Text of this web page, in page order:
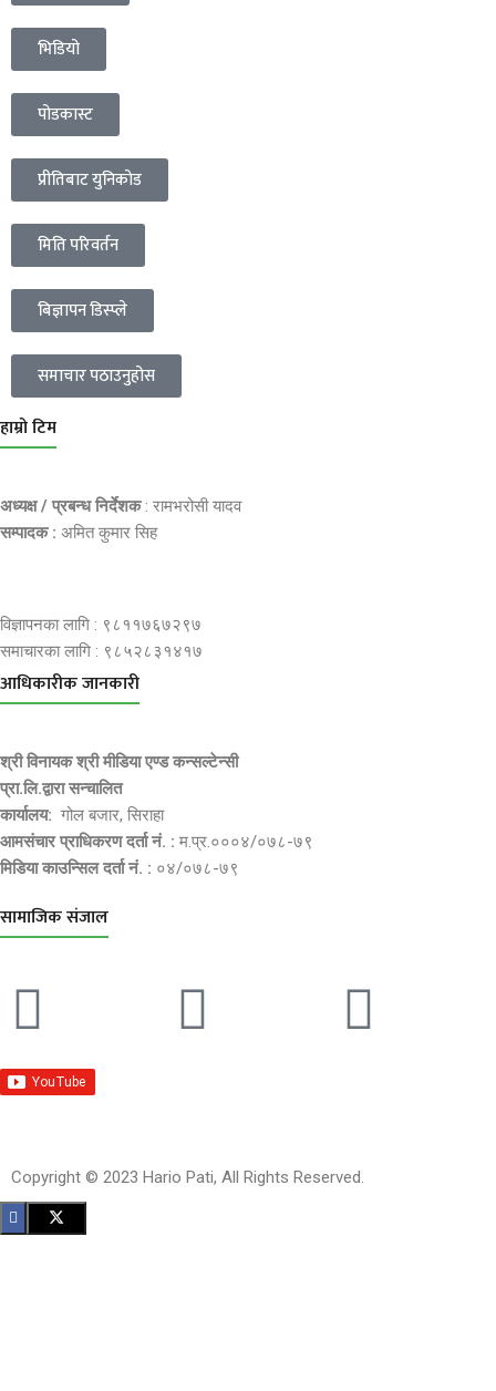
भिडियो
पोडकास्ट
प्रीतिबाट युनिकोड
मिति परिवर्तन
बिज्ञापन डिस्प्ले
समाचार पठाउनुहोस
हाम्रो टिम
अध्यक्ष / प्रबन्ध निर्देशक: रामभरोसी यादव
सम्पादक : अमित कुमार सिह
विज्ञापनका लागि : ९८११७६७२९७
समाचारका लागि : ९८५२८३१४१७
आधिकारीक जानकारी
श्री विनायक श्री मीडिया एण्ड कन्सल्टेन्सी
प्रा.लि.द्वारा सन्चालित
कार्यालय: गोल बजार, सिराहा
आमसंचार प्राधिकरण दर्ता नं. : म.प्र.०००४/०७८-७९
मिडिया काउन्सिल दर्ता नं. : ०४/०७८-७९
सामाजिक संजाल
Copyright © 2023 Hario Pati, All Rights Reserved.